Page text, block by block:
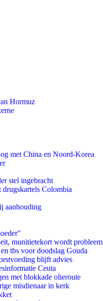
Hormuz
met China en Noord-Korea
stel ingebracht
Colombia
aanhouding
munitietekort wordt probleem
tbs voor doodslag Gouda
blijft advies
Ceuta
met blokkade olieroute
misdienaar in kerk